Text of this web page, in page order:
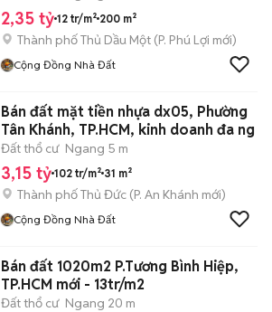
2,35 tỷ 12 tr/m² 200 m²
Thành phố Thủ Dầu Một (P. Phú Lợi mới)
Cộng Đồng Nhà Đất
Bán đất mặt tiền nhựa dx05, Phường
Tân Khánh, TP.HCM, kinh doanh đa ng
Đất thổ cư Ngang 5 m
3,15 tỷ 102 tr/m² 31 m²
Thành phố Thủ Đức (P. An Khánh mới)
Cộng Đồng Nhà Đất
Bán đất 1020m2 P.Tương Bình Hiệp,
TP.HCM mới - 13tr/m2
Đất thổ cư Ngang 20 m